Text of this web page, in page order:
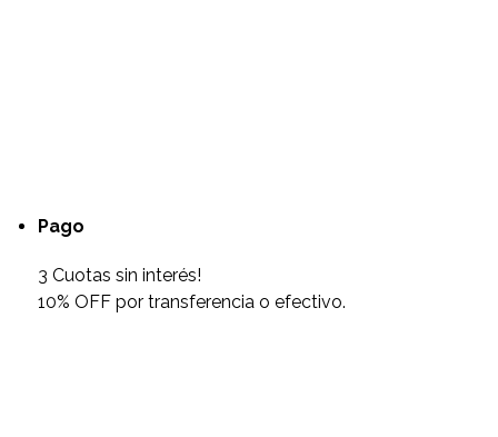
Pago
3 Cuotas sin interés!
10% OFF por transferencia o efectivo.